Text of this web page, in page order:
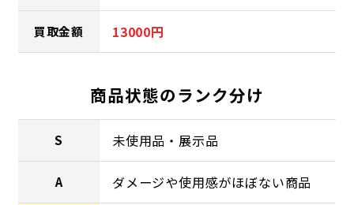
買取金額 13000円
商品状態のランク分け
S 未使用品・展示品
A ダメージや使用感がほぼない商品